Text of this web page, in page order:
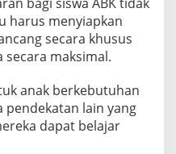
harus menyiapkan
secara khusus
maksimal.
anak berkebutuhan
pendekatan lain yang
dapat belajar